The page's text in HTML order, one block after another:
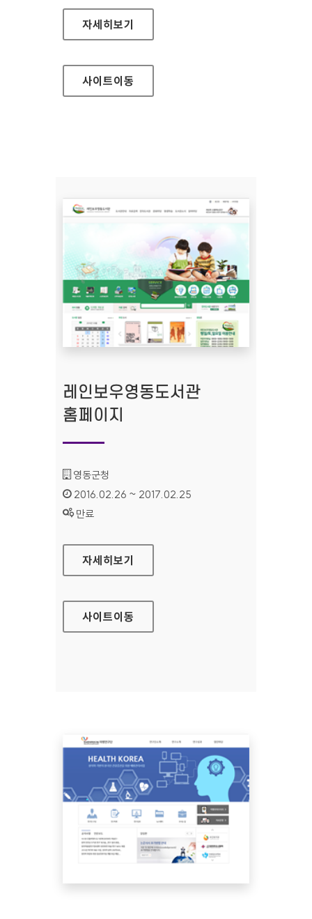
강원도강릉의료원 홈페이지
자세히보기
사이트이동
레인보우영동도서관
홈페이지
기관명 :
영동군청
인증기간 :
2016.02.26 ~ 2017.02.25
상태 :
만료
레인보우영동도서관 홈페이지
자세히보기
사이트이동